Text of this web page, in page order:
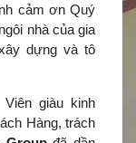
cảm ơn Quý
nhà của gia
dựng và tô
giàu kinh
Hàng, trách